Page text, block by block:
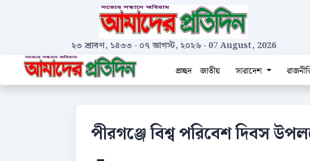
২৩ শ্রাবণ, ১৪৩৩ - ০৭ আগস্ট, ২০২৬- 07 August, 2026
প্রচ্ছদ
জাতীয় সারাদেশ
পীরগঞ্জে বিশ্ব পরিবেশ দিবস